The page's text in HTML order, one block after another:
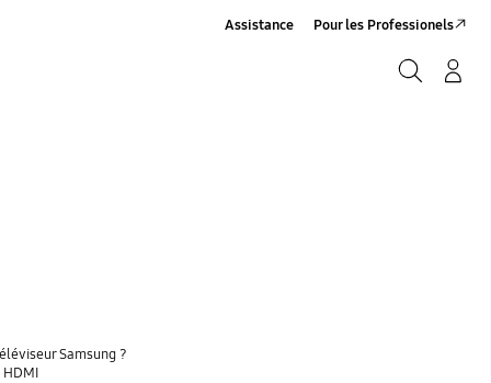
Assistance Pour les Professionels
Samsung ?